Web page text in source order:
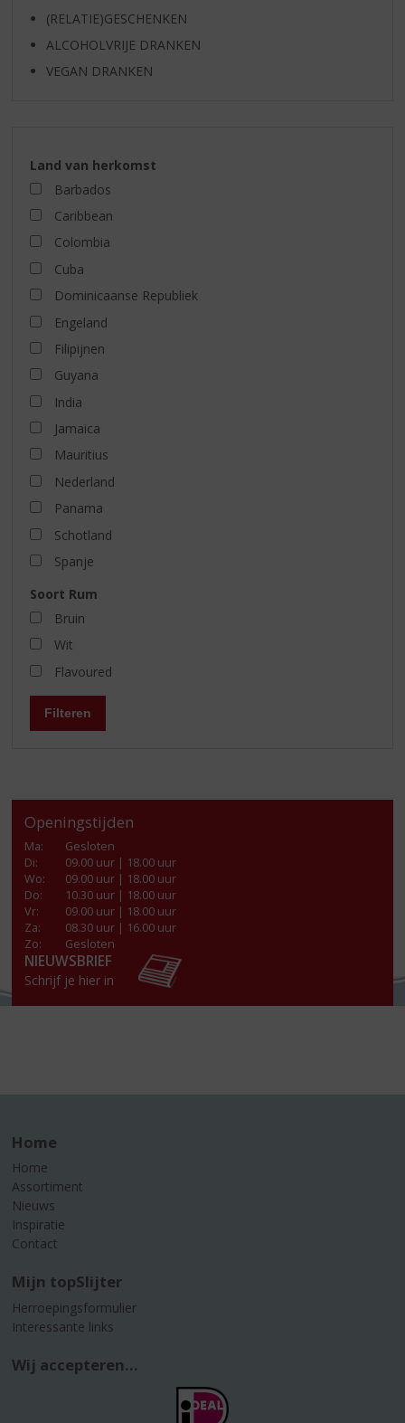
(RELATIE)GESCHENKEN
ALCOHOLVRIJE DRANKEN
VEGAN DRANKEN
Land van herkomst
Barbados
Caribbean
Colombia
Cuba
Dominicaanse Republiek
Engeland
Filipijnen
Guyana
India
Jamaica
Mauritius
Nederland
Panama
Schotland
Spanje
Soort Rum
Bruin
Wit
Flavoured
Filteren
Openingstijden
Ma:
Gesloten
Di:
09.00 uur | 18.00 uur
Wo:
09.00 uur | 18.00 uur
Do:
10.30 uur | 18.00 uur
Vr:
09.00 uur | 18.00 uur
Za:
08.30 uur | 16.00 uur
Zo:
Gesloten
NIEUWSBRIEF
Schrijf je hier in
Home
Home
Assortiment
Nieuws
Inspiratie
Contact
Mijn topSlijter
Herroepingsformulier
Interessante links
Wij accepteren...